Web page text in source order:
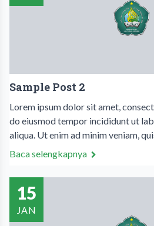
Sample Post 2
Lorem ipsum dolor sit amet,
do eiusmod tempor incididunt ut
aliqua. Ut enim ad minim veniam,
Baca selengkapnya
15
JAN